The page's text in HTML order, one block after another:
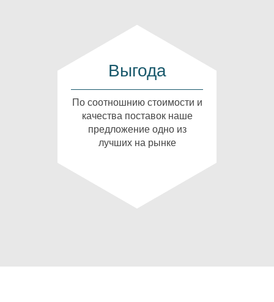
Выгода
По соотношнию стоимости и
качества поставок наше
предложение одно из
лучших на рынке